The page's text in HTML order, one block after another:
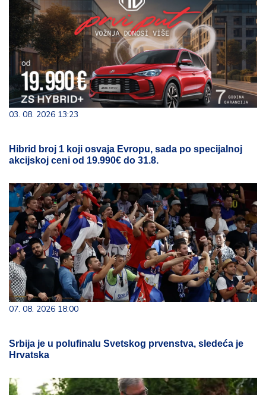
03. 08. 2026 13:23
Hibrid broj 1 koji osvaja Evropu, sada po specijalnoj
akcijskoj ceni od 19.990€ do 31.8.
07. 08. 2026 18:00
Srbija je u polufinalu Svetskog prvenstva, sledeća je
Hrvatska